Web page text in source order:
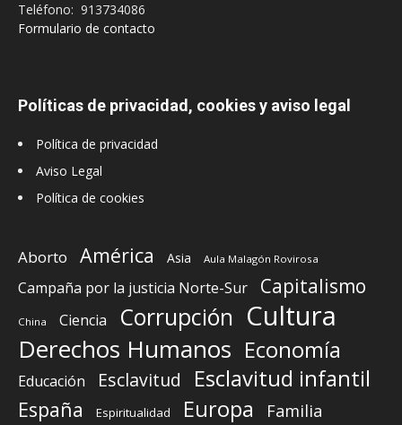
Teléfono: 913734086
Formulario de contacto
Políticas de privacidad, cookies y aviso legal
Política de privacidad
Aviso Legal
Política de cookies
Aborto América Asia Aula Malagón Rovirosa
Campaña por la justicia Norte-Sur Capitalismo
China Ciencia Corrupción Cultura
Derechos Humanos Economía
Educación Esclavitud Esclavitud infantil
España Espiritualidad Europa Familia